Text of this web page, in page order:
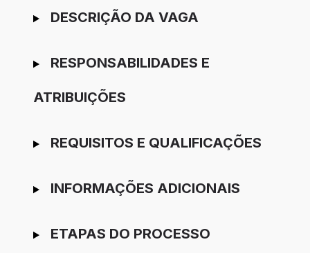
Ir para candidatura
DESCRIÇÃO DA VAGA
RESPONSABILIDADES E
ATRIBUIÇÕES
REQUISITOS E QUALIFICAÇÕES
INFORMAÇÕES ADICIONAIS
ETAPAS DO PROCESSO